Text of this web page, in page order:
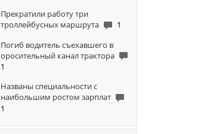
Прекратили работу три
троллейбусных маршрута
1
Погиб водитель съехавшего в
оросительный канал трактора
1
Названы специальности с
наибольшим ростом зарплат
1